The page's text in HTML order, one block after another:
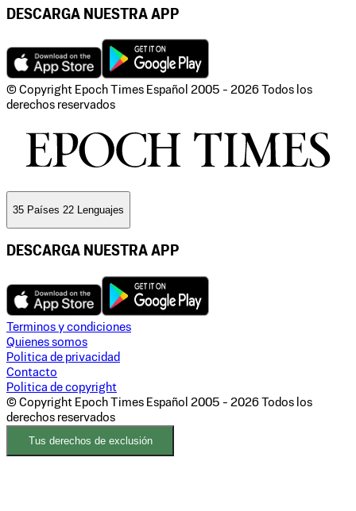
DESCARGA NUESTRA APP
© Copyright Epoch Times Español 2005 - 2026 Todos los
derechos reservados
35 Países 22 Lenguajes
DESCARGA NUESTRA APP
Terminos y condiciones
Quienes somos
Politica de privacidad
Contacto
Politica de copyright
© Copyright Epoch Times Español 2005 - 2026 Todos los
derechos reservados
Tus derechos de exclusión